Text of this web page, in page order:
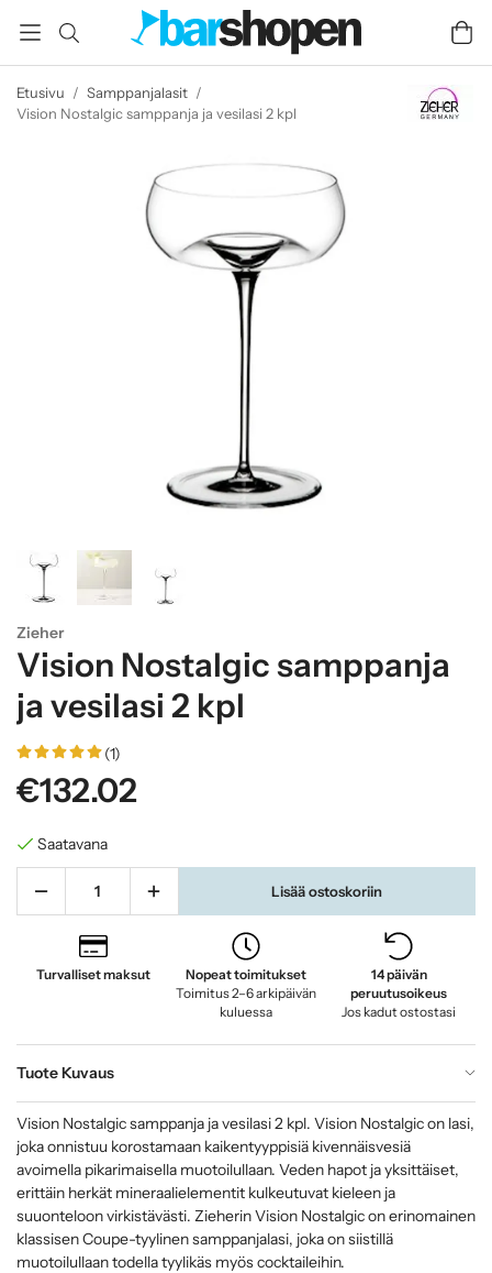
Etusivu / Samppanjalasit /
Vision Nostalgic samppanja ja vesilasi 2 kpl
Zieher
Vision Nostalgic samppanja
ja vesilasi 2 kpl
(1)
€132.02
Saatavana
Lisää ostoskoriin
Turvalliset maksut
Nopeat toimitukset
Toimitus 2–6 arkipäivän
kuluessa
14 päivän
peruutusoikeus
Jos kadut ostostasi
Tuote Kuvaus
Vision Nostalgic samppanja ja vesilasi 2 kpl. Vision Nostalgic on lasi,
joka onnistuu korostamaan kaikentyyppisiä kivennäisvesiä
avoimella pikarimaisella muotoilullaan. Veden hapot ja yksittäiset,
erittäin herkät mineraalielementit kulkeutuvat kieleen ja
suuonteloon virkistävästi. Zieherin Vision Nostalgic on erinomainen
klassisen Coupe-tyylinen samppanjalasi, joka on siistillä
muotoilullaan todella tyylikäs myös cocktaileihin.